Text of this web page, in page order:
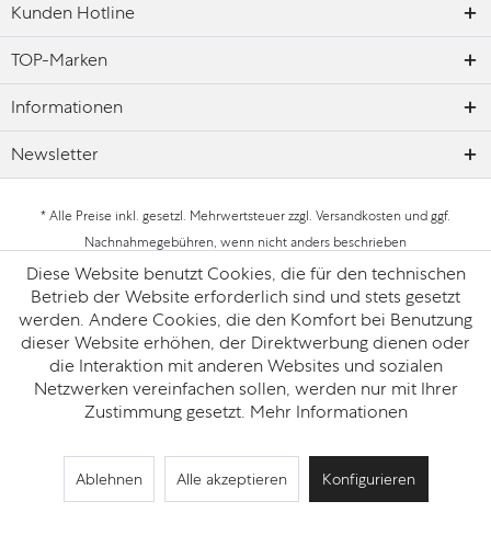
Kunden Hotline
TOP-Marken
Informationen
Newsletter
* Alle Preise inkl. gesetzl. Mehrwertsteuer zzgl. Versandkosten und ggf.
Nachnahmegebühren, wenn nicht anders beschrieben
Datenschutz Impressum
Diese Website benutzt Cookies, die für den technischen
Betrieb der Website erforderlich sind und stets gesetzt
werden. Andere Cookies, die den Komfort bei Benutzung
dieser Website erhöhen, der Direktwerbung dienen oder
die Interaktion mit anderen Websites und sozialen
Netzwerken vereinfachen sollen, werden nur mit Ihrer
Zustimmung gesetzt. Mehr Informationen
Ablehnen Alle akzeptieren Konfigurieren